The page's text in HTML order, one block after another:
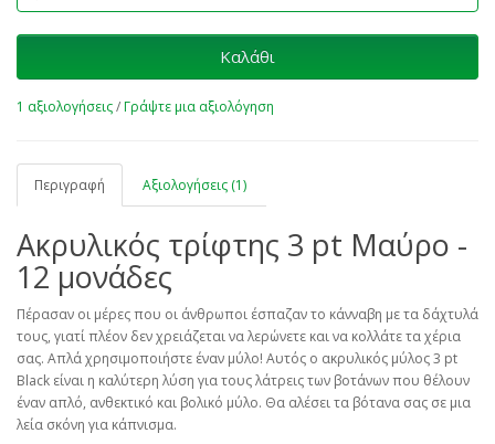
Καλάθι
1 αξιολογήσεις/Γράψτε μια αξιολόγηση
Περιγραφή Αξιολογήσεις (1)
Ακρυλικός τρίφτης 3 pt Μαύρο -
12 μονάδες
Πέρασαν οι μέρες που οι άνθρωποι έσπαζαν το κάνναβη με τα δάχτυλά
τους, γιατί πλέον δεν χρειάζεται να λερώνετε και να κολλάτε τα χέρια
σας. Απλά χρησιμοποιήστε έναν μύλο! Αυτός ο ακρυλικός μύλος 3 pt
Black είναι η καλύτερη λύση για τους λάτρεις των βοτάνων που θέλουν
έναν απλό, ανθεκτικό και βολικό μύλο. Θα αλέσει τα βότανα σας σε μια
λεία σκόνη για κάπνισμα.